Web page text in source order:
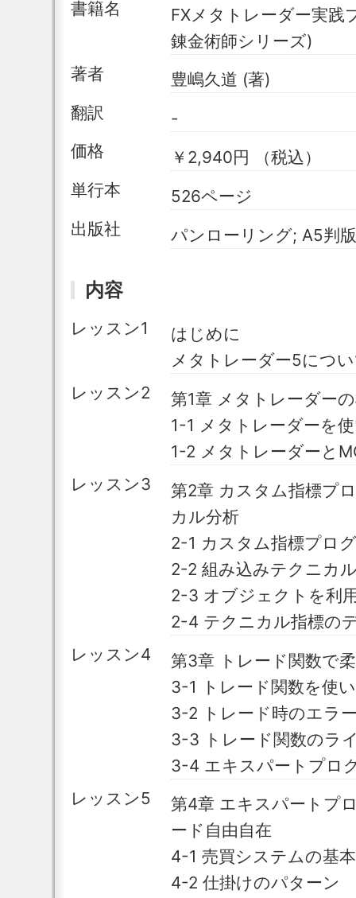
書籍名
FXメタトレーダー実践
錬金術師シリーズ)
著者
豊嶋久道 (著)
翻訳
-
価格
￥2,940円 （税込）
単行本
526ページ
出版社
パンローリング; A5判
内容
レッスン1
はじめに
メタトレーダー5につ
レッスン2
第1章 メタトレーダー
1-1 メタトレーダーを
1-2 メタトレーダーと
レッスン3
第2章 カスタム指標プ
カル分析
2-1 カスタム指標プロ
2-2 組み込みテクニカ
2-3 オブジェクトを利
2-4 テクニカル指標の
レッスン4
第3章 トレード関数で
3-1 トレード関数を使
3-2 トレード時のエラ
3-3 トレード関数のラ
3-4 エキスパートプロ
レッスン5
第4章 エキスパートプ
ード自由自在
4-1 売買システムの基
4-2 仕掛けのパターン